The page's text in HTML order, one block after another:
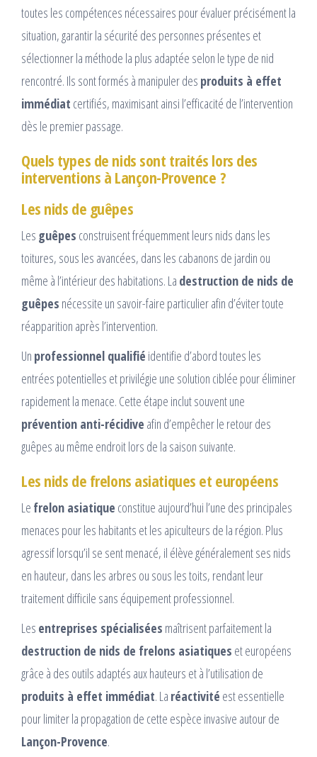
toutes les compétences nécessaires pour évaluer précisément la
situation, garantir la sécurité des personnes présentes et
sélectionner la méthode la plus adaptée selon le type de nid
rencontré. Ils sont formés à manipuler des produits à effet
immédiat certifiés, maximisant ainsi l’efficacité de l’intervention
dès le premier passage.
Quels types de nids sont traités lors des
interventions à Lançon-Provence ?
Les nids de guêpes
Les guêpes construisent fréquemment leurs nids dans les
toitures, sous les avancées, dans les cabanons de jardin ou
même à l’intérieur des habitations. La destruction de nids de
guêpes nécessite un savoir-faire particulier afin d’éviter toute
réapparition après l’intervention.
Un professionnel qualifié identifie d’abord toutes les
entrées potentielles et privilégie une solution ciblée pour éliminer
rapidement la menace. Cette étape inclut souvent une
prévention anti-récidive afin d’empêcher le retour des
guêpes au même endroit lors de la saison suivante.
Les nids de frelons asiatiques et européens
Le frelon asiatique constitue aujourd’hui l’une des principales
menaces pour les habitants et les apiculteurs de la région. Plus
agressif lorsqu’il se sent menacé, il élève généralement ses nids
en hauteur, dans les arbres ou sous les toits, rendant leur
traitement difficile sans équipement professionnel.
Les entreprises spécialisées maîtrisent parfaitement la
destruction de nids de frelons asiatiques et européens
grâce à des outils adaptés aux hauteurs et à l’utilisation de
produits à effet immédiat. La réactivité est essentielle
pour limiter la propagation de cette espèce invasive autour de
Lançon-Provence.